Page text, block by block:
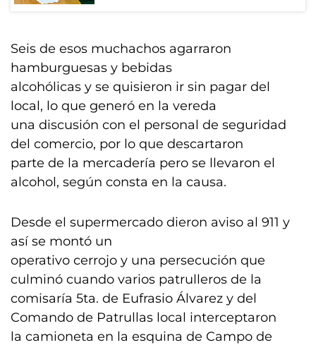
Seis de esos muchachos agarraron
hamburguesas y bebidas
alcohólicas y se quisieron ir sin pagar del
local, lo que generó en la vereda
una discusión con el personal de seguridad
del comercio, por lo que descartaron
parte de la mercadería pero se llevaron el
alcohol, según consta en la causa.
Desde el supermercado dieron aviso al 911 y
así se montó un
operativo cerrojo y una persecución que
culminó cuando varios patrulleros de la
comisaría 5ta. de Eufrasio Álvarez y del
Comando de Patrullas local interceptaron
la camioneta en la esquina de Campo de